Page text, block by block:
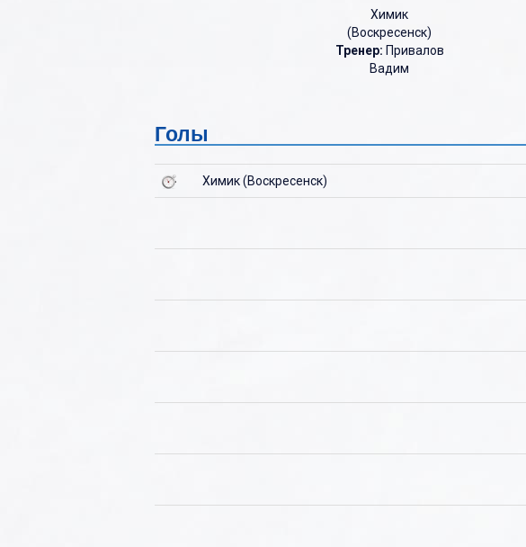
Ч
Ш
Ю
Химик
(Воскресенск)
Тренер: Привалов
Вадим
Голы
Химик (Воскресенск)